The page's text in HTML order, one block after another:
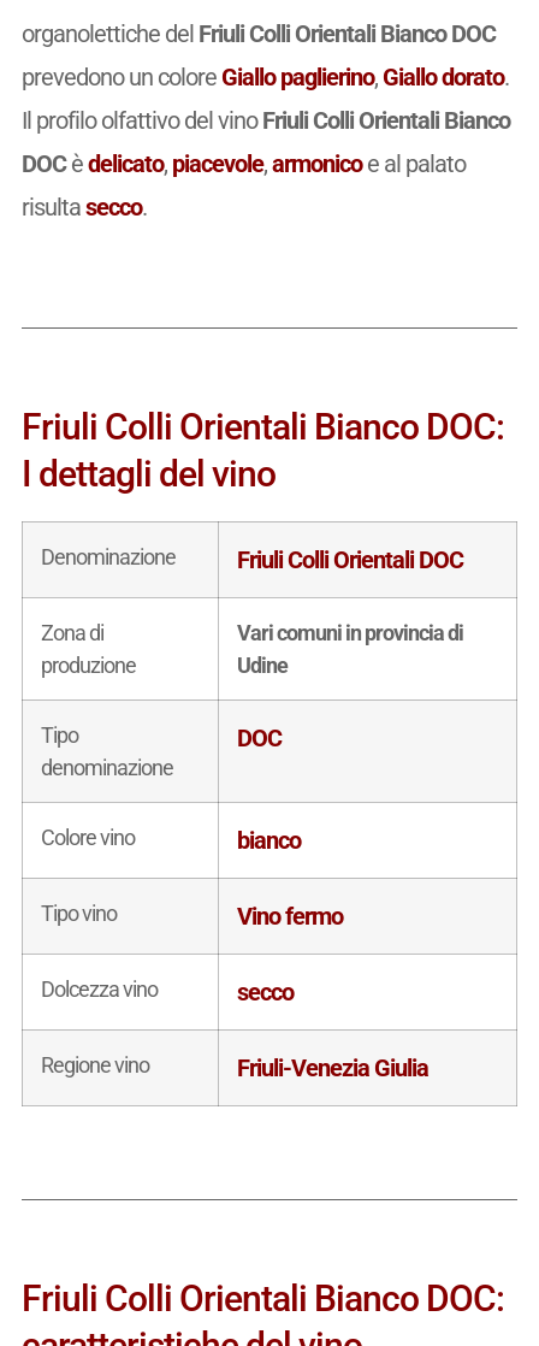
organolettiche delFriuli Colli Orientali Bianco DOC
prevedono un colore Giallo paglierino, Giallo dorato.
Il profilo olfattivo del vinoFriuli Colli Orientali Bianco
DOCèdelicato, piacevole,armonicoe al palato
risultasecco.
Friuli Colli Orientali Bianco DOC:
I dettagli del vino
Denominazione Friuli Colli Orientali DOC
Zona di
produzione
Vari comuni in provincia di
Udine
Tipo
denominazione
DOC
Colore vino bianco
Tipo vino Vino fermo
Dolcezza vino secco
Regione vino Friuli-Venezia Giulia
Friuli Colli Orientali Bianco DOC: